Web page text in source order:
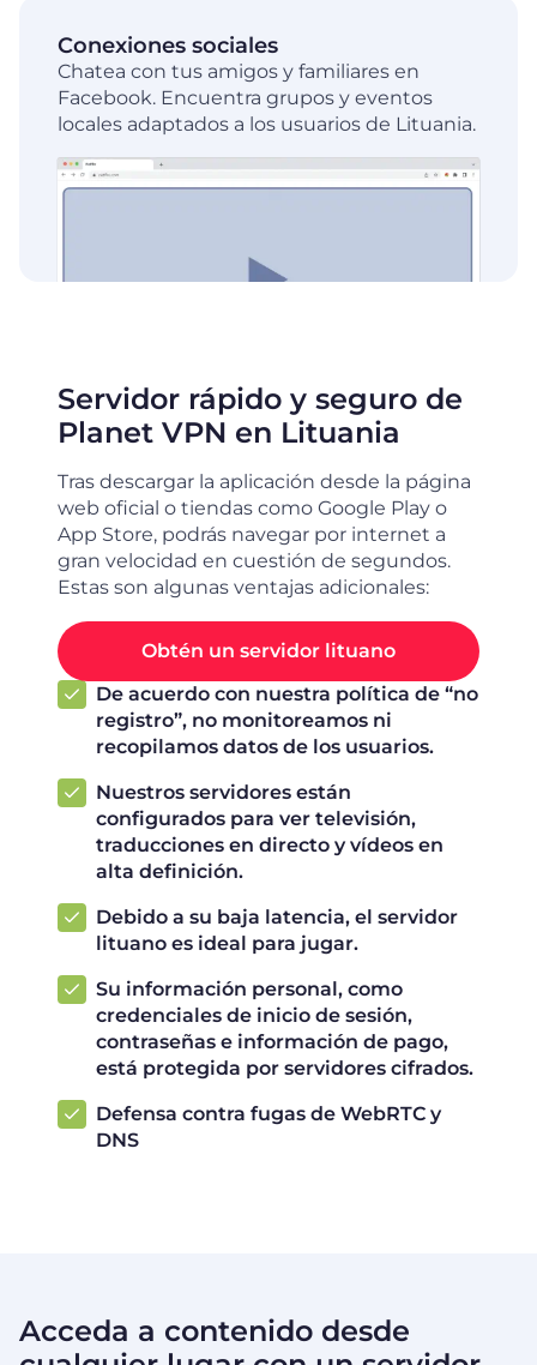
Conexiones sociales
Chatea con tus amigos y familiares en
Facebook. Encuentra grupos y eventos
locales adaptados a los usuarios de Lituania.
Servidor rápido y seguro de
Planet VPN en Lituania
Tras descargar la aplicación desde la página
web oficial o tiendas como Google Play o
App Store, podrás navegar por internet a
gran velocidad en cuestión de segundos.
Estas son algunas ventajas adicionales:
Obtén un servidor lituano
De acuerdo con nuestra política de “no
registro”, no monitoreamos ni
recopilamos datos de los usuarios.
Nuestros servidores están
configurados para ver televisión,
traducciones en directo y vídeos en
alta definición.
Debido a su baja latencia, el servidor
lituano es ideal para jugar.
Su información personal, como
credenciales de inicio de sesión,
contraseñas e información de pago,
está protegida por servidores cifrados.
Defensa contra fugas de WebRTC y
DNS
Acceda a contenido desde